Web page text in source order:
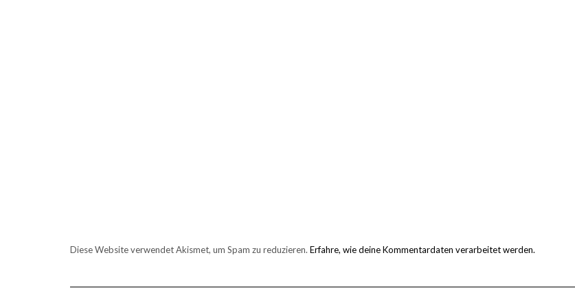
Diese Website verwendet Akismet, um Spam zu reduzieren. Erfahre, wie deine Kommentardaten verarbeitet werden.